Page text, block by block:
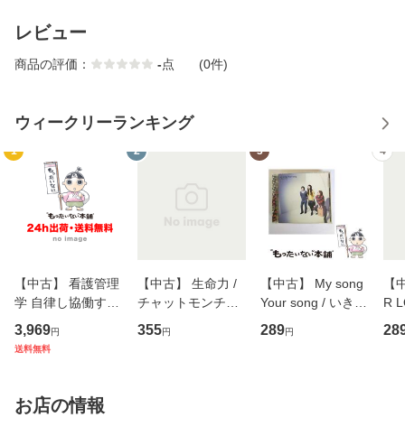
レビュー
商品の評価： -点 (0件)
ウィークリーランキング
1
【中古】 看護管理
学 自律し協働する
専門職の看護マネ
ジメントスキル 改
恵 藤本幸三 / 南江
堂 [単行
3,969円
送料無料
2
【中古】 生命力 /
チャットモンチー /
キューンレコード
[CD]【メール便送
355円
3
【中古】 My song
Your song / いきも
のがかり / [CD]
【メール便送料無
289円
4
【
R
産
お店の情報